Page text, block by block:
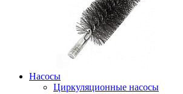
Насосы
Циркуляционные насосы